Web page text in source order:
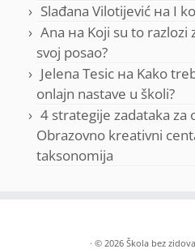
Slađana Vilotijević на I
Ana на Koji su to razlozi
svoj posao?
Jelena Tesic на Kako
onlajn nastave u školi?
4 strategije zadataka za
Obrazovno kreativni
taksonomija
· © 2026 Škola bez zidova